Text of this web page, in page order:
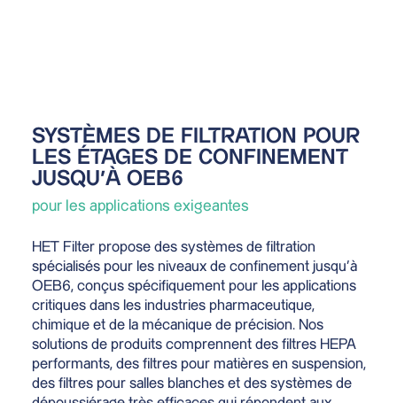
SYSTÈMES DE FILTRATION POUR
LES ÉTAGES DE CONFINEMENT
JUSQU’À OEB6
pour les applications exigeantes
HET Filter propose des systèmes de filtration
spécialisés pour les niveaux de confinement jusqu’à
OEB6, conçus spécifiquement pour les applications
critiques dans les industries pharmaceutique,
chimique et de la mécanique de précision. Nos
solutions de produits comprennent des filtres HEPA
performants, des filtres pour matières en suspension,
des filtres pour salles blanches et des systèmes de